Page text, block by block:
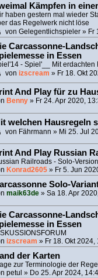
Kämpfen in
haben gestern mal wieder
das Regelwerk nicht löse
von Gelegentlichspieler» Fr
Carcassonne-
in Essen
- Spiel'__ Mit erdachten
von izscream » Fr 18. Okt
And Play für zu
Benny» Fr 24. Apr 2020,
welchen Hausregeln
von Fährmann » Mi 25. Jul
And Play Russian
Railroads - Solo-
Konrad2605» Fr 5. Jun
Solo-
maik63de» Sa 18. Apr
Carcassonne-
in Essen
izscream » Fr 18. Okt 2024,
der Karten
zur Terminologie der
petul » Do 25. Apr 2024,